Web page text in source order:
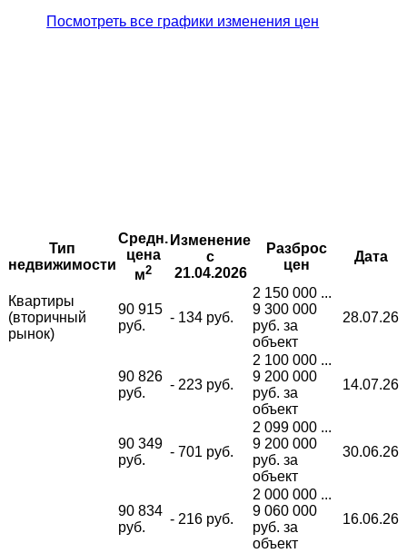
Посмотреть все графики изменения цен
Тип
недвижимости
Средн.
цена
м2
Изменение
с
21.04.2026
Разброс
цен
Дата
Квартиры
(вторичный
рынок)
90 915
руб.
- 134 руб.
2 150 000 ...
9 300 000
руб. за
объект
28.07.26
90 826
руб.
- 223 руб.
2 100 000 ...
9 200 000
руб. за
объект
14.07.26
90 349
руб.
- 701 руб.
2 099 000 ...
9 200 000
руб. за
объект
30.06.26
90 834
руб.
- 216 руб.
2 000 000 ...
9 060 000
руб. за
объект
16.06.26